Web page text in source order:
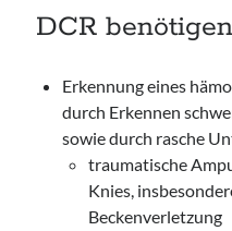
DCR benötigen
Erkennung eines
durch Erkennen
sowie durch rasche
traumatische
Knies,
Beckenverletzung